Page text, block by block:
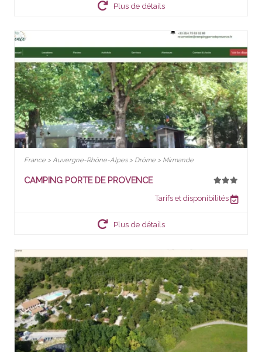
Plus de détails
France > Auvergne-Rhône-Alpes > Drôme > Mirmande
CAMPING PORTE DE PROVENCE
Tarifs et disponibilités
Plus de détails